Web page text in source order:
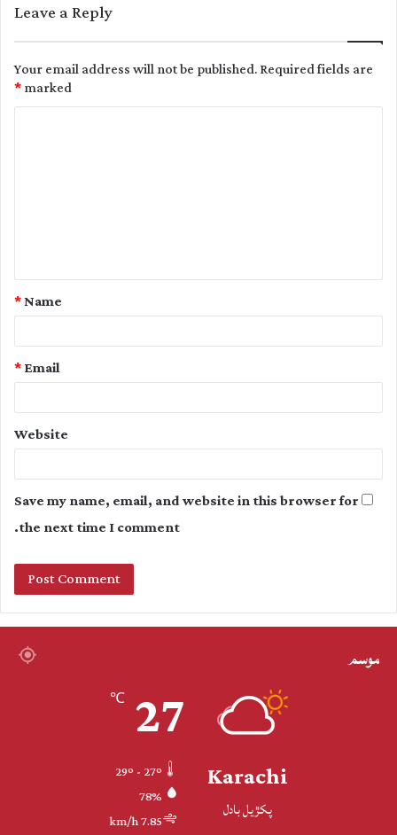
Leave a Reply
Your email address will not be published.Required fields are
marked
*
t
Name
*
Email
*
Website
Save my name, email, and website in this browser for
the next time I comment.
موسم
Karachi
پکڙيل بادل
27
℃
78%
7.85 km/h